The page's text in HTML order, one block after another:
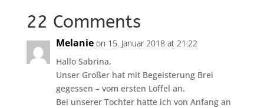
22 Comments
Melanie on 15. Januar 2018 at 21:22
Hallo Sabrina,
Unser Großer hat mit Begeisterung Brei
gegessen – vom ersten Löffel an.
Bei unserer Tochter hatte ich von Anfang an